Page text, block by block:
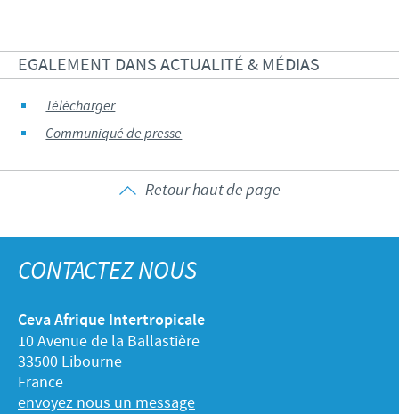
EGALEMENT DANS ACTUALITÉ & MÉDIAS
Télécharger
Communiqué de presse
Retour haut de page
CONTACTEZ NOUS
Ceva Afrique Intertropicale
10 Avenue de la Ballastière
33500 Libourne
France
envoyez nous un message